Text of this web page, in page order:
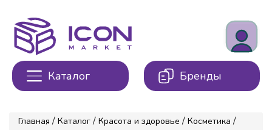
Каталог Бренды
Главная / Каталог / Красота и здоровье / Косметика /